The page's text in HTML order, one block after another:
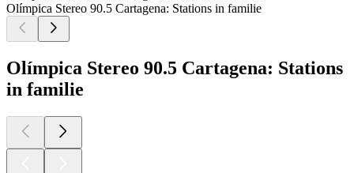
Olímpica Stereo 90.5 Cartagena: Stations in familie
Olímpica Stereo 90.5 Cartagena: Stations
in familie